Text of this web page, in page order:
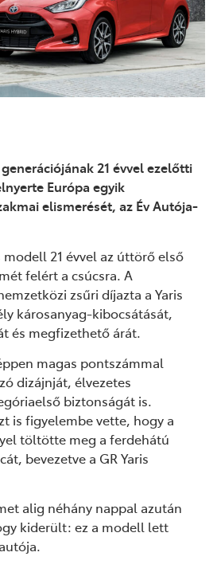
21 évvel ezelőtti
Európa egyik
elismerését, az Év Autója-
21 évvel az úttörő első
felért a csúcsra. A
zsűri díjazta a Yaris
károsanyag-kibocsátását,
és megfizethető árát.
magas pontszámmal
dizájnját, élvezetes
biztonságát is.
is figyelembe vette, hogy a
töltötte meg a ferdehátú
bevezetve a GR Yaris
alig néhány nappal azután
kiderült: ez a modell lett